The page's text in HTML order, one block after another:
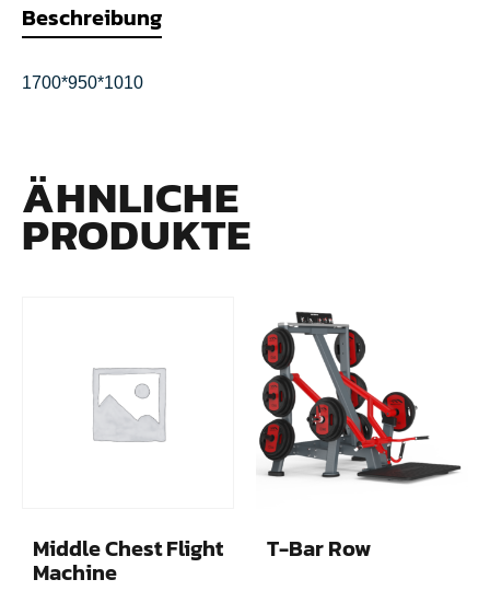
Beschreibung
1700*950*1010
ÄHNLICHE
PRODUKTE
Middle Chest Flight
Machine
T-Bar Row